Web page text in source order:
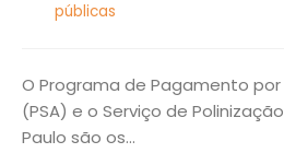
públicas
O Programa de Pagamento
(PSA) e o Serviço de
Paulo são os...